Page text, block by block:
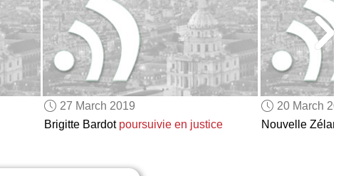
EDUCATIONAL LICENSES
GIFT CARDS
OTHER LANGUAGES
ABOUT US
ALEXA
ADJUST COLORS
27 March 2019
Brigitte Bardot poursuivie en justice
20 March
Nouvelle